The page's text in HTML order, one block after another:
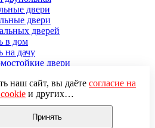
двери
двери
дверей
в дом
на дачу
двери
в подъезд
внутреннего открывания
массив
мдф
наш сайт, вы даёте согласие на
и других
(включая IP-адрес, сведения о
на сайте и т. п.)
Принять